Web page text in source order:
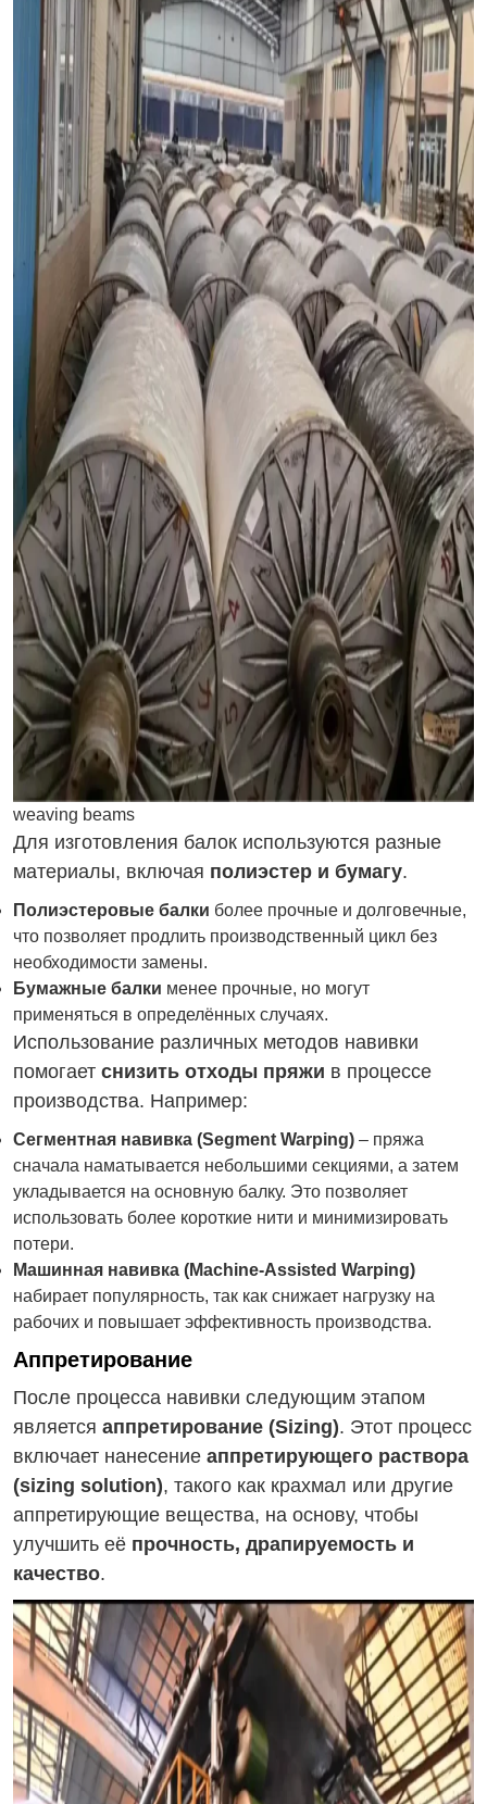
weaving beams
Для изготовления балок используются разные
материалы, включая полиэстер и бумагу.
Полиэстеровые балки более прочные и долговечные,
что позволяет продлить производственный цикл без
необходимости замены.
Бумажные балки менее прочные, но могут
применяться в определённых случаях.
Использование различных методов навивки
помогает снизить отходы пряжи в процессе
производства. Например:
Сегментная навивка (Segment Warping) – пряжа
сначала наматывается небольшими секциями, а затем
укладывается на основную балку. Это позволяет
использовать более короткие нити и минимизировать
потери.
Машинная навивка (Machine-Assisted Warping)
набирает популярность, так как снижает нагрузку на
рабочих и повышает эффективность производства.
Аппретирование
После процесса навивки следующим этапом
является аппретирование (Sizing). Этот процесс
включает нанесение аппретирующего раствора
(sizing solution), такого как крахмал или другие
аппретирующие вещества, на основу, чтобы
улучшить её прочность, драпируемость и
качество.